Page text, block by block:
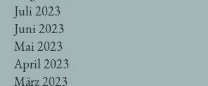
Juli 2023
Juni 2023
Mai 2023
April 2023
März 2023